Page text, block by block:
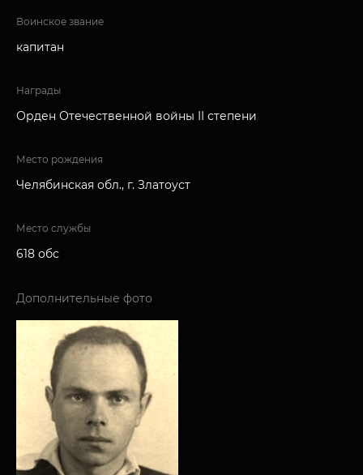
Воинское звание
капитан
Награды
Орден Отечественной войны II степени
Место рождения
Челябинская обл., г. Златоуст
Место службы
618 обс
Дополнительные фото